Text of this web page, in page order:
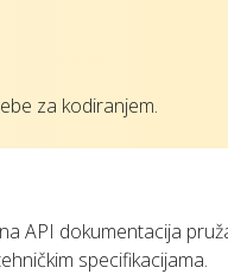
za kodiranjem.
API dokumentacija
specifikacijama.